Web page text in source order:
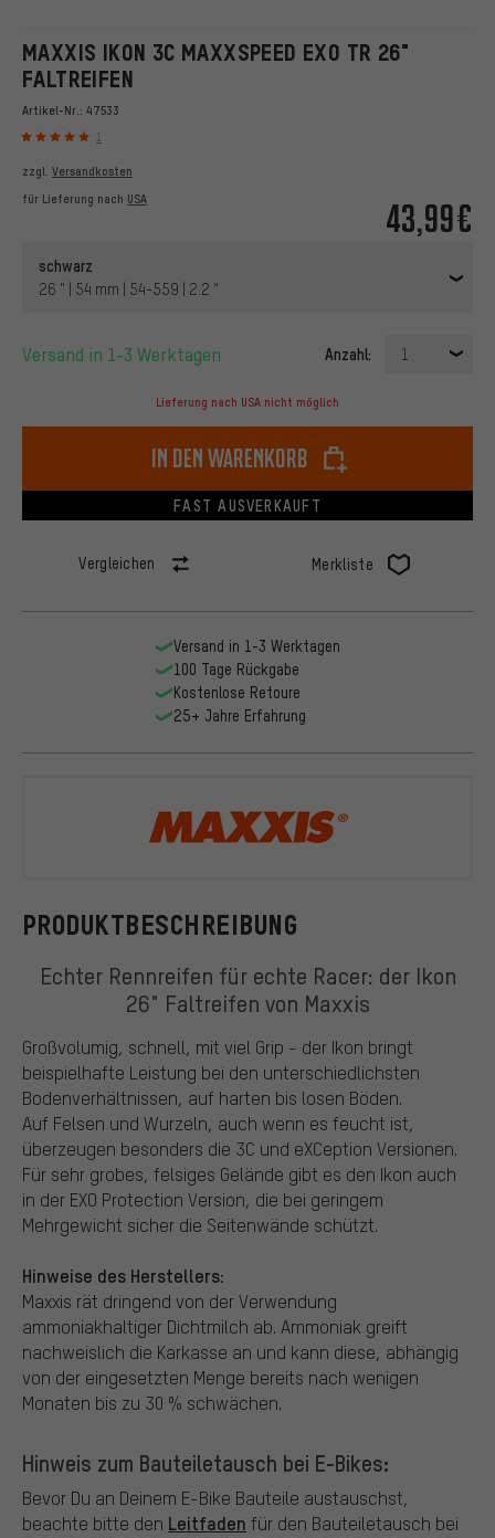
MAXXIS IKON 3C MAXXSPEED EXO TR 26"
FALTREIFEN
Artikel-Nr.: 47533
1
43,99€
zzgl. Versandkosten
für Lieferung nach USA
schwarz
26 " | 54 mm | 54-559 | 2.2 "
Versand in 1-3 Werktagen Anzahl: 1
Lieferung nach USA nicht möglich
In den Warenkorb
FAST AUSVERKAUFT
Vergleichen Merkliste
PRODUKTBESCHREIBUNG
Echter Rennreifen für echte Racer: der Ikon
26" Faltreifen von Maxxis
Großvolumig, schnell, mit viel Grip - der Ikon bringt
beispielhafte Leistung bei den unterschiedlichsten
Bodenverhältnissen, auf harten bis losen Böden.
Auf Felsen und Wurzeln, auch wenn es feucht ist,
überzeugen besonders die 3C und eXCeption Versionen.
Für sehr grobes, felsiges Gelände gibt es den Ikon auch
in der EXO Protection Version, die bei geringem
Mehrgewicht sicher die Seitenwände schützt.
Hinweise des Herstellers:
Maxxis rät dringend von der Verwendung
ammoniakhaltiger Dichtmilch ab. Ammoniak greift
nachweislich die Karkasse an und kann diese, abhängig
von der eingesetzten Menge bereits nach wenigen
Monaten bis zu 30 % schwächen.
Hinweis zum Bauteiletausch bei E-Bikes:
Bevor Du an Deinem E-Bike Bauteile austauschst,
beachte bitte den Leitfaden für den Bauteiletausch bei
Versand in 1-3 Werktagen
100 Tage Rückgabe
Kostenlose Retoure
25+ Jahre Erfahrung